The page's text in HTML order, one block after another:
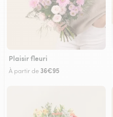
Plaisir fleuri
À partir de 36€95